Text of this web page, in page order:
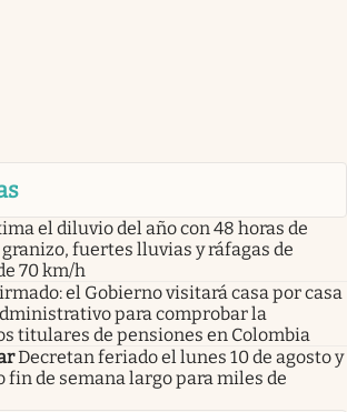
el diluvio del año con 48 horas de
fuertes lluvias y ráfagas de
70 km/h
el Gobierno visitará casa por casa
para comprobar la
titulares de pensiones en Colombia
Decretan feriado el lunes 10 de agosto y
fin de semana largo para miles de